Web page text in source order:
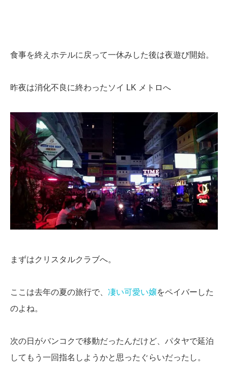
食事を終えホテルに戻って一休みした後は夜遊び開始。
昨夜は消化不良に終わったソイ LK メトロへ
まずはクリスタルクラブへ。
ここは去年の夏の旅行で、 凄い可愛い嬢をペイバーした
のよね。
次の日がバンコクで移動だったんだけど、パタヤで延泊
してもう一回指名しようかと思ったぐらいだったし。